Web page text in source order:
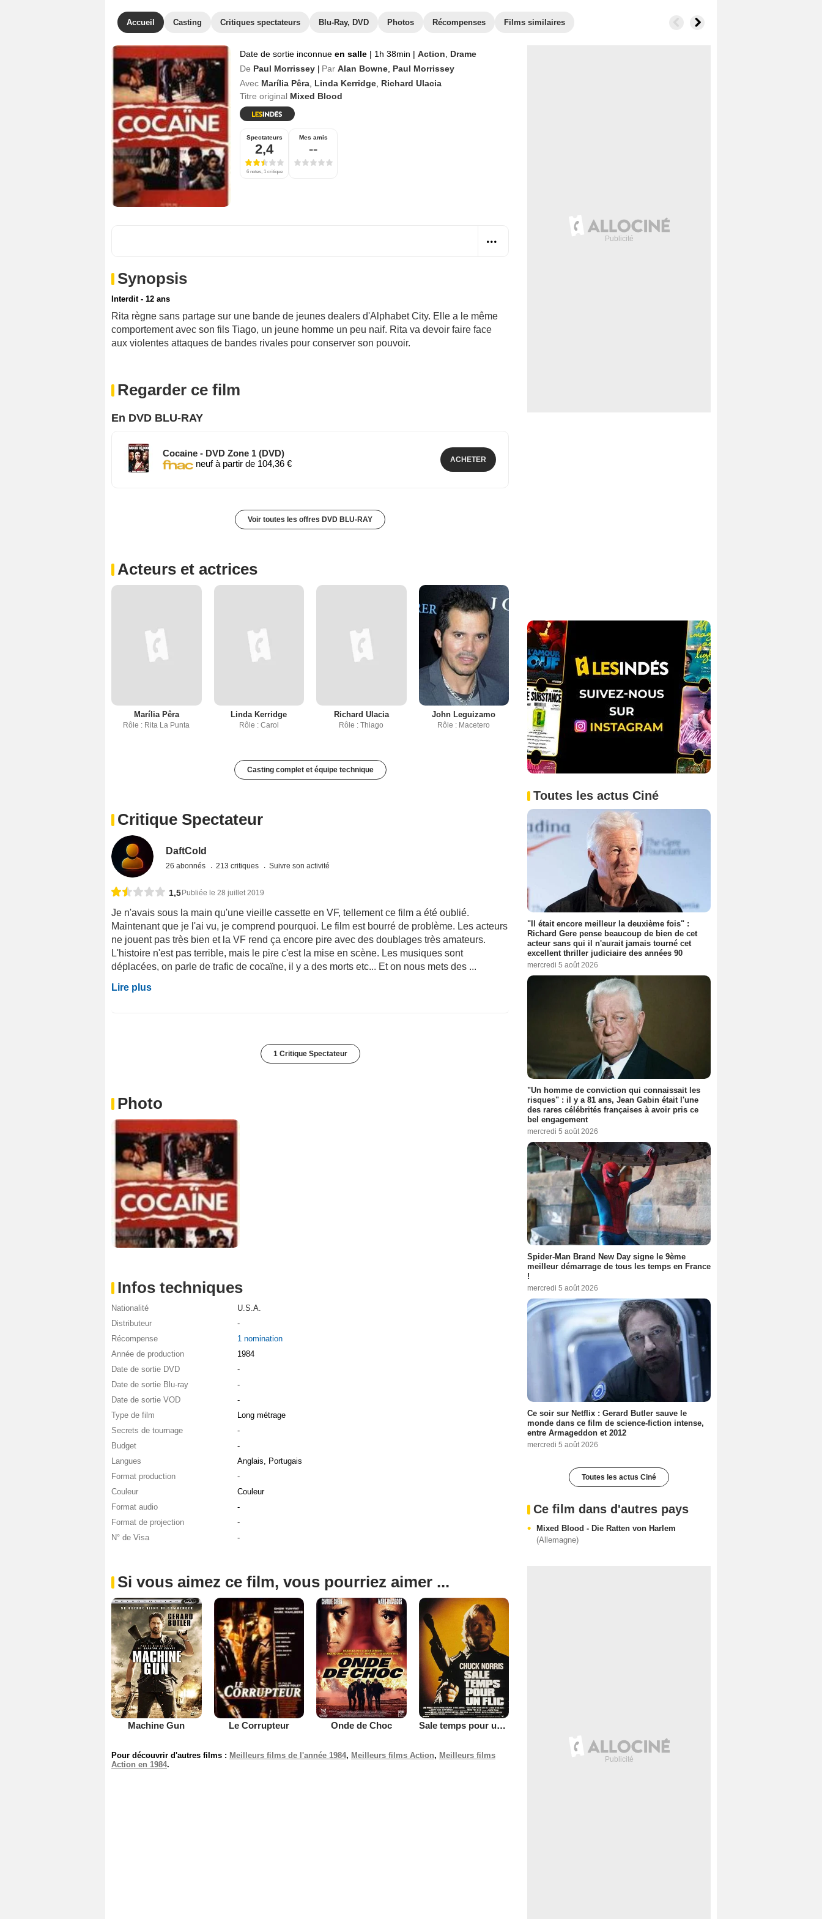
Accueil Casting Critiques spectateurs Blu-Ray, DVD Photos Récompenses Films similaires
Date de sortie inconnue en salle | 1h 38min | Action
Drame
De Paul Morrissey Par Alan Bowne Paul Morrissey
Avec Marília Pêra Linda Kerridge Richard Ulacia
Titre original Mixed Blood
Spectateurs
2,4
6 notes, 1 critique
Mes amis
--
Synopsis
Interdit - 12 ans
Rita règne sans partage sur une bande de jeunes dealers d'Alphabet City. Elle a le même
comportement avec son fils Tiago, un jeune homme un peu naif. Rita va devoir faire face
aux violentes attaques de bandes rivales pour conserver son pouvoir.
Regarder ce film
En DVD BLU-RAY
Cocaine - DVD Zone 1 (DVD)
neuf à partir de 104,36 €
ACHETER
Voir toutes les offres DVD BLU-RAY
Acteurs et actrices
Marília Pêra
Rôle : Rita La Punta
Linda Kerridge
Rôle : Carol
Richard Ulacia
Rôle : Thiago
John Leguizamo
Rôle : Macetero
Casting complet et équipe technique
Critique Spectateur
DaftCold
26 abonnés 213 critiques Suivre son activité
1,5 Publiée le 28 juillet 2019
Je n'avais sous la main qu'une vieille cassette en VF, tellement ce film a été oublié.
Maintenant que je l'ai vu, je comprend pourquoi. Le film est bourré de problème. Les acteurs
ne jouent pas très bien et la VF rend ça encore pire avec des doublages très amateurs.
L'histoire n'est pas terrible, mais le pire c'est la mise en scène. Les musiques sont
déplacées, on parle de trafic de cocaïne, il y a des morts etc... Et on nous mets des ...
Lire plus
1 Critique Spectateur
Photo
Infos techniques
Nationalité
U.S.A.
Distributeur
-
Récompense
1 nomination
Année de production
1984
Date de sortie DVD
-
Date de sortie Blu-ray
-
Date de sortie VOD
-
Type de film
Long métrage
Secrets de tournage
-
Budget
-
Langues
Anglais, Portugais
Format production
-
Couleur
Couleur
Format audio
-
Format de projection
-
N° de Visa
-
Si vous aimez ce film, vous pourriez aimer ...
Machine Gun Le Corrupteur Onde de Choc Sale temps pour un flic
Pour découvrir d'autres films : Meilleurs films de l'année 1984, Meilleurs films Action, Meilleurs films
Action en 1984.
Toutes les actus Ciné
"Il était encore meilleur la deuxième fois" :
Richard Gere pense beaucoup de bien de cet
acteur sans qui il n'aurait jamais tourné cet
excellent thriller judiciaire des années 90
mercredi 5 août 2026
"Un homme de conviction qui connaissait les
risques" : il y a 81 ans, Jean Gabin était l'une
des rares célébrités françaises à avoir pris ce
bel engagement
mercredi 5 août 2026
Spider-Man Brand New Day signe le 9ème
meilleur démarrage de tous les temps en France
!
mercredi 5 août 2026
Ce soir sur Netflix : Gerard Butler sauve le
monde dans ce film de science-fiction intense,
entre Armageddon et 2012
mercredi 5 août 2026
Toutes les actus Ciné
Ce film dans d'autres pays
Mixed Blood - Die Ratten von Harlem
(Allemagne)